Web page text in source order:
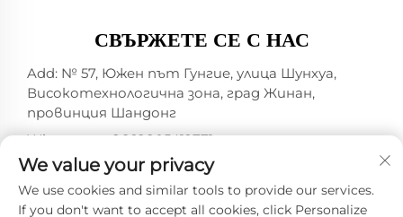
СВЪРЖЕТЕ СЕ С НАС
Add: № 57, Южен път Гунгие, улица Шунхуа,
Високотехнологична зона, град Жинан,
провинция Шандонг
Whatsapp:+86 18805412771
+1（314）5989651
Имейл:[email protected]
We value your privacy
We use cookies and similar tools to provide our services.
If you don't want to accept all cookies, click Personalize